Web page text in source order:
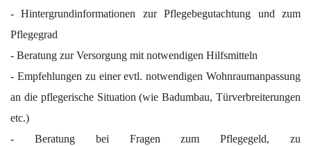
- Hintergrundinformationen zur Pflegebegutachtung und zum
Pflegegrad
- Beratung zur Versorgung mit notwendigen Hilfsmitteln
- Empfehlungen zu einer evtl. notwendigen Wohnraumanpassung
an die pflegerische Situation (wie Badumbau, Türverbreiterungen
etc.)
- Beratung bei Fragen zum Pflegegeld, zu